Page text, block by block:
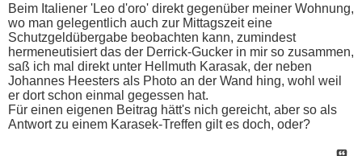
Beim Italiener 'Leo d'oro' direkt gegenüber meiner Wohnung,
wo man gelegentlich auch zur Mittagszeit eine
Schutzgeldübergabe beobachten kann, zumindest
hermeneutisiert das der Derrick-Gucker in mir so zusammen,
saß ich mal direkt unter Hellmuth Karasak, der neben
Johannes Heesters als Photo an der Wand hing, wohl weil
er dort schon einmal gegessen hat.
Für einen eigenen Beitrag hätt's nich gereicht, aber so als
Antwort zu einem Karasek-Treffen gilt es doch, oder?